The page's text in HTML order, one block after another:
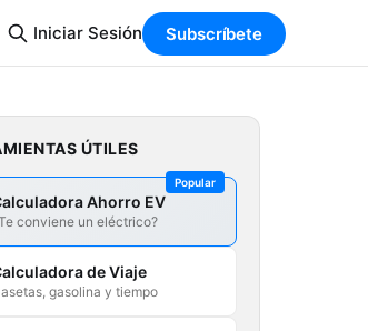
Iniciar Sesión Subscríbete
ÚTILES
Popular
Ahorro EV
conviene un eléctrico?
de Viaje
gasolina y tiempo